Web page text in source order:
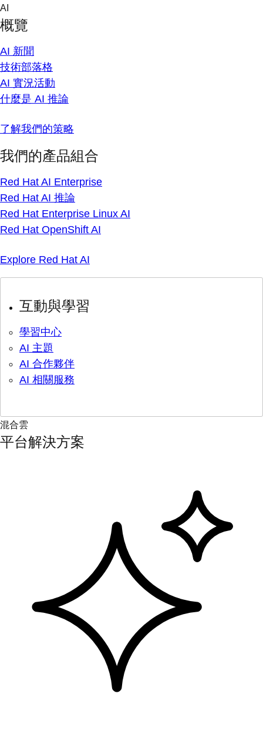
Skip
content
AI
概覽
AI 新聞
技術部落格
AI 實況活動
什麼是 AI 推論
了解我們的策略
我們的產品組合
Red Hat AI Enterprise
Red Hat AI 推論
Red Hat Enterprise Linux AI
Red Hat OpenShift AI
Explore Red Hat AI
互動與學習
學習中心
AI 主題
AI 合作夥伴
AI 相關服務
混合雲
平台解決方案